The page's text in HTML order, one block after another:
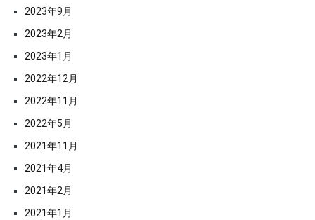
2023年9月
2023年2月
2023年1月
2022年12月
2022年11月
2022年5月
2021年11月
2021年4月
2021年2月
2021年1月